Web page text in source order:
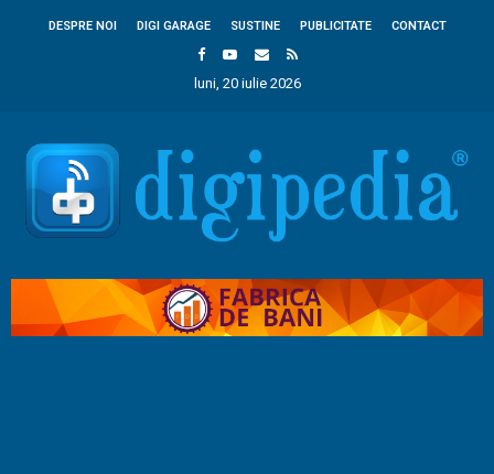
DESPRE NOI DIGI GARAGE SUSTINE PUBLICITATE CONTACT
luni, 20 iulie 2026